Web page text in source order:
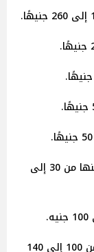
- أما عن سعر المكرونة المجمدة فبلغ الكيلو منها من 30 إلى
- وحقق كيلو الماكريل المجمد، سعرًا يتراوح من 100 إلى 140